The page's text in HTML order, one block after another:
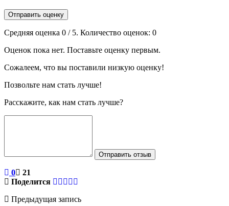
Отправить оценку
Средняя оценка 0 / 5. Количество оценок: 0
Оценок пока нет. Поставьте оценку первым.
Сожалеем, что вы поставили низкую оценку!
Позвольте нам стать лучше!
Расскажите, как нам стать лучше?
Отправить отзыв
0
21
Поделится
Предыдущая запись